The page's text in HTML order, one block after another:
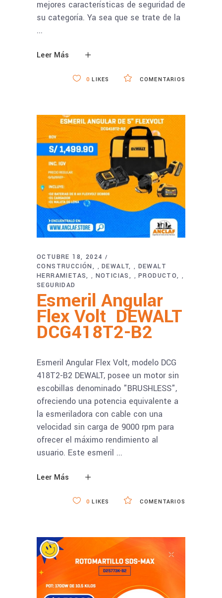
mejores características de seguridad de
su categoría. Ya sea que se trate de la
Leer Más
COMENTARIOS
0 LIKES
OCTUBRE 18, 2024
CONSTRUCCIÓN
,DEWALT , DEWALT
HERRAMIETAS
, NOTICIAS ,PRODUCTO ,
SEGURIDAD
Esmeril Angular
Flex Volt DEWALT
DCG418T2-B2
Esmeril Angular Flex Volt, modelo DCG
418T2-B2 DEWALT, posee un motor sin
escobillas denominado "BRUSHLESS",
ofreciendo una potencia equivalente a
la esmeriladora con cable con una
velocidad sin carga de 9000 rpm para
ofrecer el máximo rendimiento al
usuario. Este esmeril
Leer Más
COMENTARIOS
0 LIKES